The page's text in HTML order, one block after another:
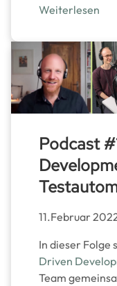
Weiterlesen
Podcast
11.Februar
In dieser Folge
Driven
Team